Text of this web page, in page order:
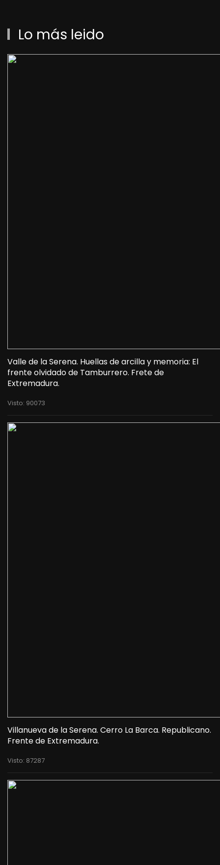
Lo más leido
Valle de la Serena. Huellas de arcilla y memoria: El
frente olvidado de Tamburrero. Frete de
Extremadura.
Visto: 90073
Villanueva de la Serena. Cerro La Barca. Republicano.
Frente de Extremadura.
Visto: 87287